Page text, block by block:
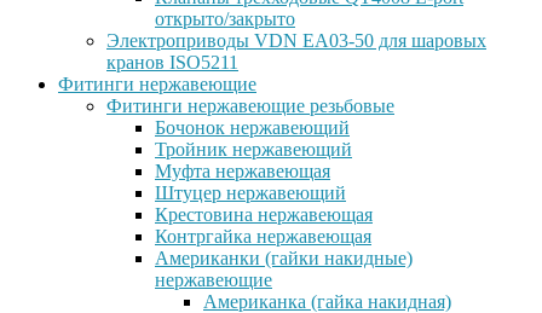
открыто/закрыто
Электроприводы VDN EA03-50 для шаровых
кранов ISO5211
Фитинги нержавеющие
Фитинги нержавеющие резьбовые
Бочонок нержавеющий
Тройник нержавеющий
Муфта нержавеющая
Штуцер нержавеющий
Крестовина нержавеющая
Контргайка нержавеющая
Американки (гайки накидные)
нержавеющие
Американка (гайка накидная)